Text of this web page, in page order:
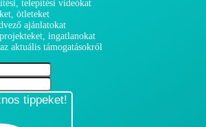
telepítési videókat
ötleteket
ajánlatokat
ingatlanokat
aktuális támogatásokról
tippeket!